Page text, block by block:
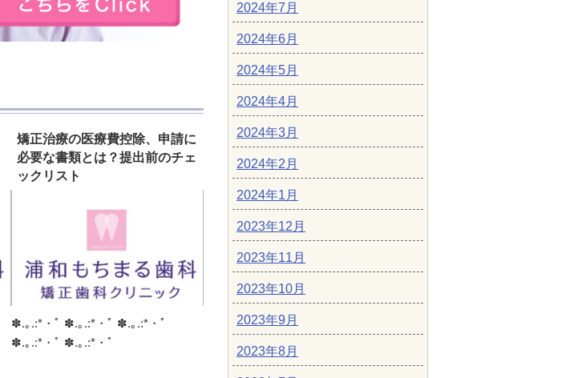
矯正治療の医療費控除、申請に
必要な書類とは？提出前のチェ
ックリスト
✽.｡.:*・ﾟ ✽.｡.:*・ﾟ ✽.｡.:*・ﾟ
✽.｡.:*・ﾟ ✽.｡.:*・ﾟ
2024年7月
2024年6月
2024年5月
2024年4月
2024年3月
2024年2月
2024年1月
2023年12月
2023年11月
2023年10月
2023年9月
2023年8月